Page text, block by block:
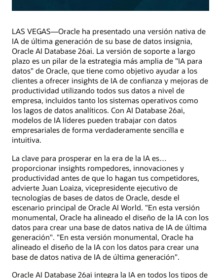
LAS VEGAS—Oracle ha presentado una versión nativa de
IA de última generación de su base de datos insignia,
Oracle AI Database 26ai. La versión de soporte a largo
plazo es un pilar de la estrategia más amplia de "IA para
datos" de Oracle, que tiene como objetivo ayudar a los
clientes a ofrecer insights de IA de confianza y mejoras de
productividad utilizando todos sus datos a nivel de
empresa, incluidos tanto los sistemas operativos como
los lagos de datos analíticos. Con AI Database 26ai,
modelos de IA líderes pueden trabajar con datos
empresariales de forma verdaderamente sencilla e
intuitiva.
La clave para prosperar en la era de la IA es…
proporcionar insights rompedores, innovaciones y
productividad antes de que lo hagan tus competidores,
advierte Juan Loaiza, vicepresidente ejecutivo de
tecnologías de bases de datos de Oracle, desde el
escenario principal de Oracle AI World. "En esta versión
monumental, Oracle ha alineado el diseño de la IA con los
datos para crear una base de datos nativa de IA de última
generación". "En esta versión monumental, Oracle ha
alineado el diseño de la IA con los datos para crear una
base de datos nativa de IA de última generación".
Oracle AI Database 26ai integra la IA en todos los tipos de